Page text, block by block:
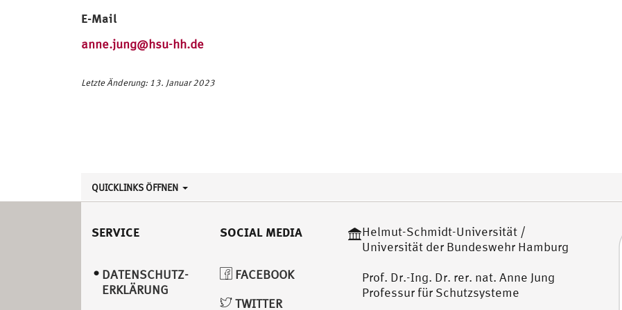
E-Mail
anne.jung@hsu-hh.de
Letzte Änderung: 13. Januar 2023
QUICKLINKS ÖFFNEN
SERVICE
DATENSCHUTZ­
ERKLÄRUNG
SOCIAL MEDIA
FACEBOOK
TWITTER
Helmut-Schmidt-Universität /
Universität der Bundeswehr Hamburg
Prof. Dr.-Ing. Dr. rer. nat. Anne Jung
Professur für Schutzsysteme